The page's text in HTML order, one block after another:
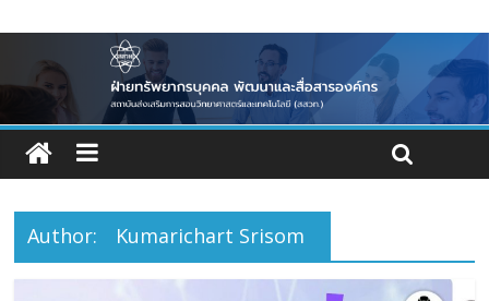
Author: Kumarichart Srisom